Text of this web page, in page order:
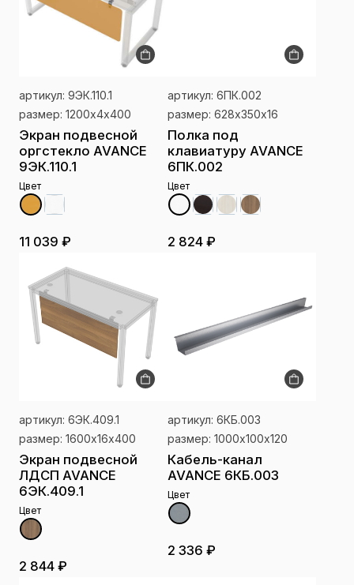
артикул: 9ЭК.110.1
размер: 1200х4х400
Экран подвесной
оргстекло AVANCE
9ЭК.110.1
Цвет
11 039 ₽
артикул: 6ПК.002
размер: 628х350х16
Полка под
клавиатуру AVANCE
6ПК.002
Цвет
2 824 ₽
артикул: 6ЭК.409.1
размер: 1600х16х400
Экран подвесной
ЛДСП AVANCE
6ЭК.409.1
Цвет
2 844 ₽
артикул: 6КБ.003
размер: 1000х100х120
Кабель-канал
AVANCE 6КБ.003
Цвет
2 336 ₽